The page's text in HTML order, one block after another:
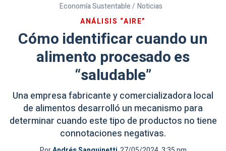
Economía Sustentable / Noticias
ANÁLISIS “AIRE”
Cómo identificar cuando un
alimento procesado es
“saludable”
Una empresa fabricante y comercializadora local
de alimentos desarrolló un mecanismo para
determinar cuando este tipo de productos no tiene
connotaciones negativas.